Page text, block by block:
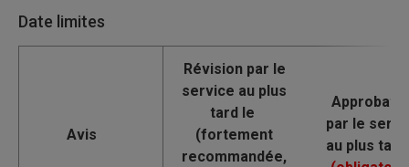
Date limites
Avis